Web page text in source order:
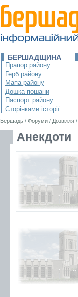
БЕРШАДЩИНА
Прапор району
Герб району
Мапа району
Дошка пошани
Паспорт району
Сторінками історії
Бершадь / Форуми / Дозвілля /
Анекдоти